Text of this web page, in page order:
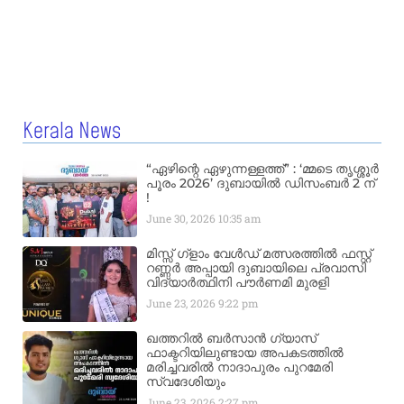
Kerala News
“ഏഴിന്റെ ഏഴുന്നള്ളത്ത്” : ‘മ്മടെ തൃശ്ശൂർ
പൂരം 2026’ ദുബായിൽ ഡിസംബർ 2 ന്
!
June 30, 2026 10:35 am
മിസ്സ്‌ ഗ്ളാം വേൾഡ് മത്സരത്തിൽ ഫസ്റ്റ്
റണ്ണർ അപ്പായി ദുബായിലെ പ്രവാസി
വിദ്യാർത്ഥിനി പൗർണമി മുരളി
June 23, 20269:22 pm
ഖത്തറിൽ ബർസാൻ ഗ്യാസ്
ഫാക്ടറിയിലുണ്ടായ അപകടത്തിൽ
മരിച്ചവരിൽ നാദാപുരം പുറമേരി
സ്വദേശിയും